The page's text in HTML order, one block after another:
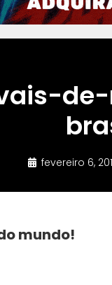
fevereiro 6,
mundo!